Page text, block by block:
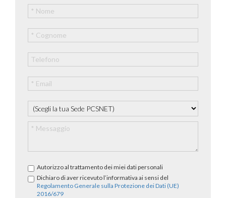
Autorizzo al trattamento dei miei dati personali
Dichiaro di aver ricevuto l’informativa ai sensi del
Regolamento Generale sulla Protezione dei Dati (UE)
2016/679